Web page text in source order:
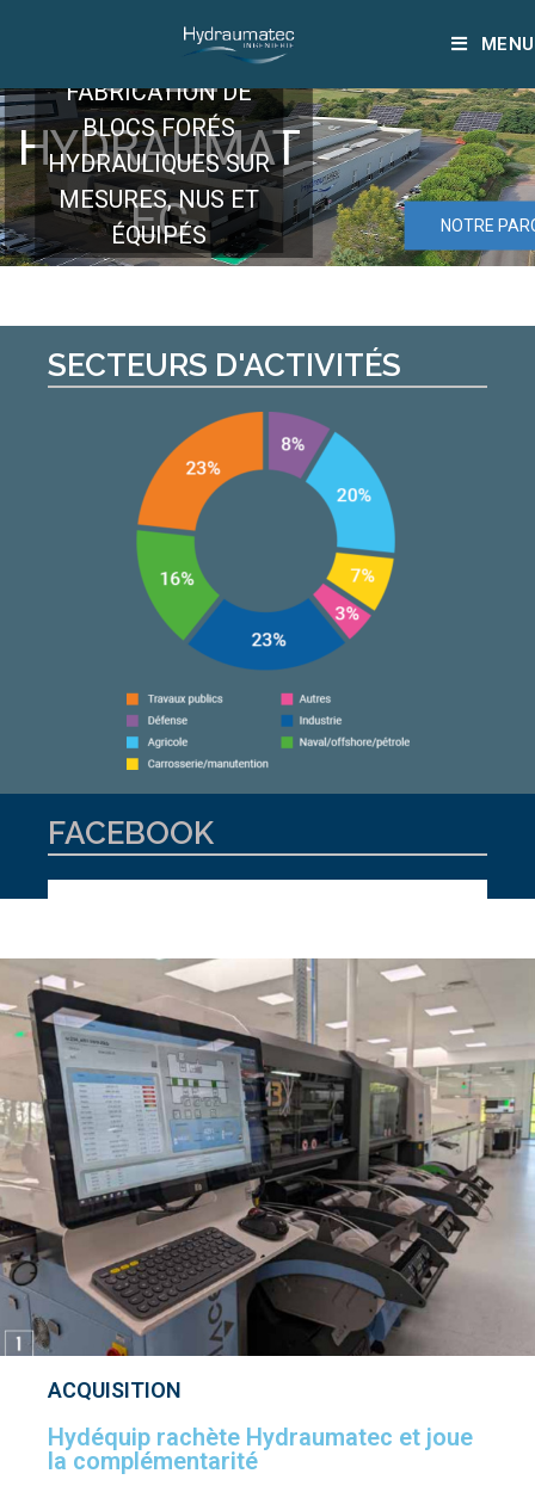
MENU
CHEZ
HYDRAUMAT
EC
ÉTUDE ET
FABRICATION DE
BLOCS FORÉS
HYDRAULIQUES SUR
MESURES, NUS ET
ÉQUIPÉS
NOTRE
SECTEURS D'ACTIVITÉS
FACEBOOK
ACQUISITION
Hydéquip rachète Hydraumatec et joue
la complémentarité